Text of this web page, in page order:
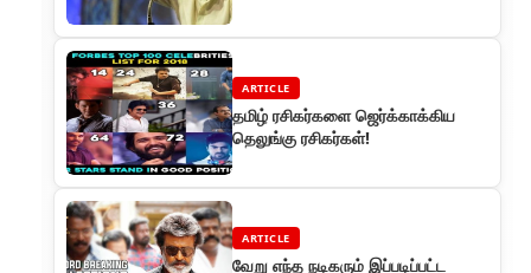
ARTICLE
தமிழ் ரசிகர்களை ஜெர்க்காக்கிய
தெலுங்கு ரசிகர்கள்!
ARTICLE
வேறு எந்த நடிகரும் இப்படிப்பட்ட